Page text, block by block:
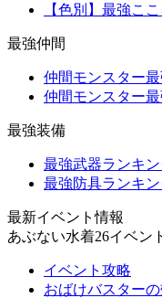
【色別】最強こ
最強仲間
仲間モンスター
仲間モンスター
最強装備
最強武器ランキ
最強防具ランキ
最新イベント情報
あぶない水着26イベン
イベント攻略
おばけバスター